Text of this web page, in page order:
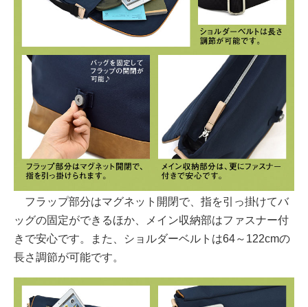
フラップ部分はマグネット開閉で、指を引っ掛けてバ
ッグの固定ができるほか、メイン収納部はファスナー付
きで安心です。また、ショルダーベルトは64～122cmの
長さ調節が可能です。